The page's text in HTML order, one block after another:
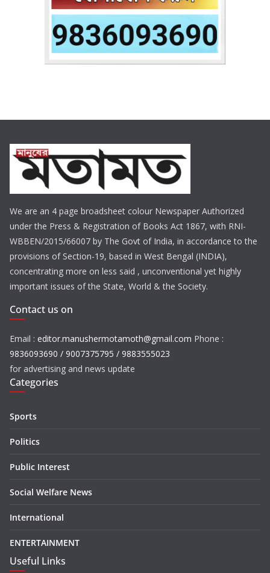
We are an 4 page broadsheet colour Newspaper Authorized
under the Press & Registration of Books Act 1867, with RNI-
WBBEN/2015/66007 by The Govt of India, in accordance to the
provisions of Section-19, based in West Bengal (INDIA),
concentrating more on less said , unconventional yet highly
important issues of the State, World & the Society.
Contact us on
Email : editor.manushermotamoth@gmail.com Phone :
9836093690 / 9007375795 / 9883555023
for advertising and news update
Categories
Sports
Politics
Public Interest
Social Welfare News
International
ENTERTAINMENT
Useful Links